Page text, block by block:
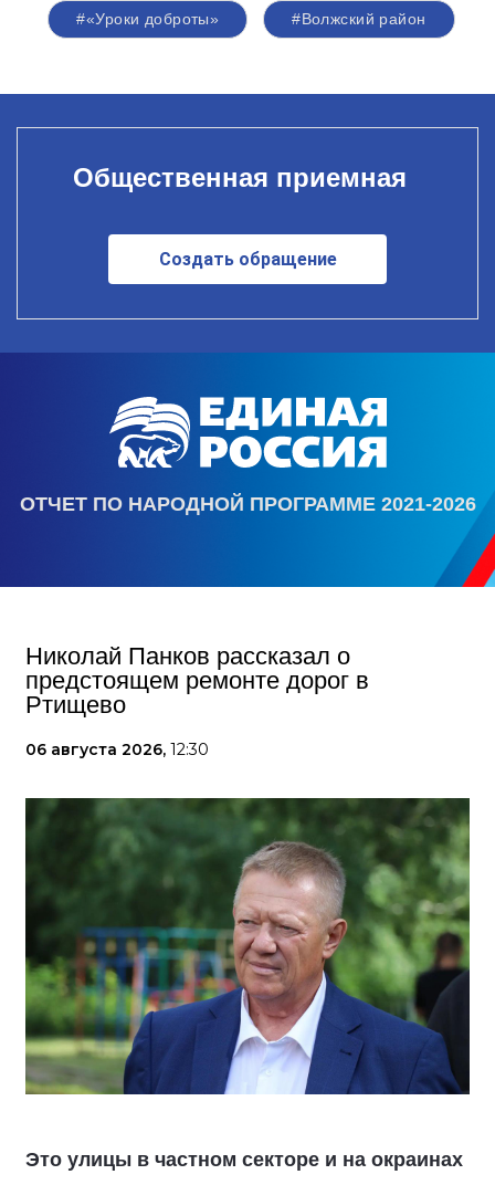
#«Уроки доброты» #Волжский район
Общественная приемная
Создать обращение
ОТЧЕТ ПО НАРОДНОЙ ПРОГРАММЕ 2021-2026
Николай Панков рассказал о
предстоящем ремонте дорог в
Ртищево
06 августа 2026, 12:30
Это улицы в частном секторе и на окраинах